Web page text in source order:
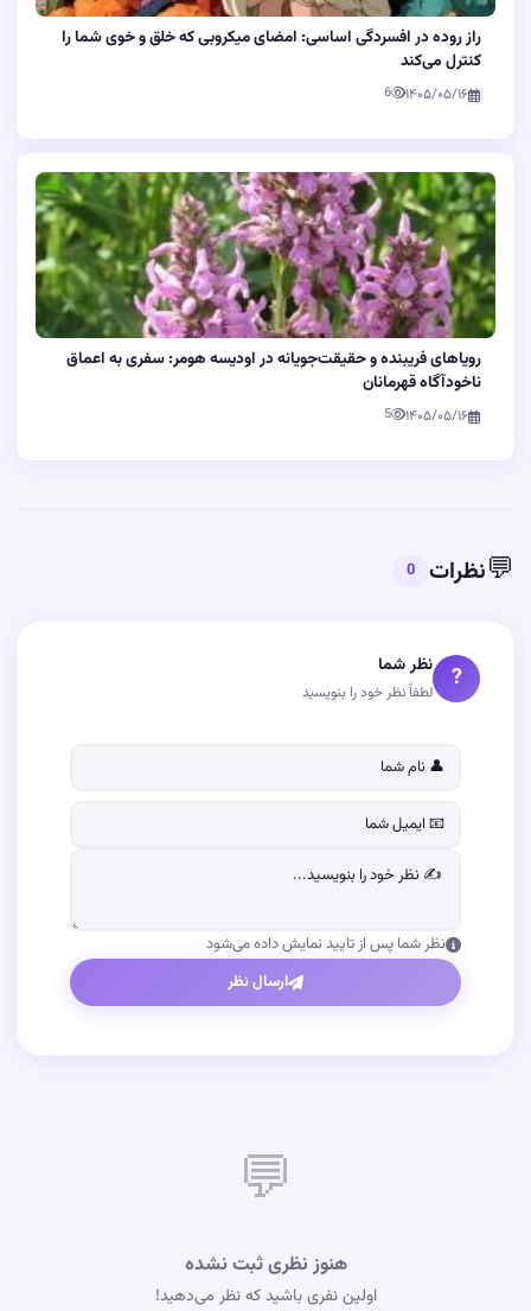
راز روده در افسردگی اساسی: امضای میکروبی که خلق و خوی شما را
کنترل می‌کند
۱۴۰۵/۰۵/۱۶ 6
رویاهای فریبنده و حقیقت‌جویانه در اودیسه هومر: سفری به اعماق
ناخودآگاه قهرمانان
۱۴۰۵/۰۵/۱۶ 5
💬نظرات 0
? نظر شما
لطفاً نظر خود را بنویسید
نظر شما پس از تایید نمایش داده می‌شود
ارسال نظر
💬
هنوز نظری ثبت نشده
اولین نفری باشید که نظر می‌دهید!